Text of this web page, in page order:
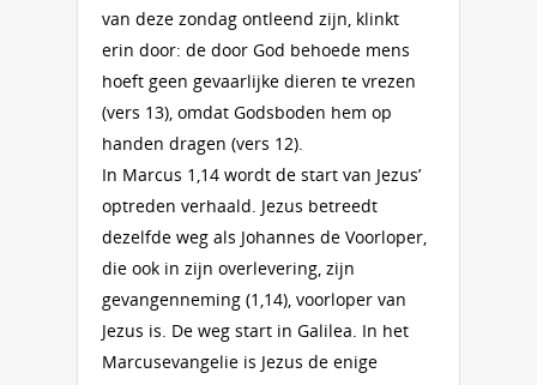
van deze zondag ontleend zijn, klinkt
erin door: de door God behoede mens
hoeft geen gevaarlijke dieren te vrezen
(vers 13), omdat Godsboden hem op
handen dragen (vers 12).
In Marcus 1,14 wordt de start van Jezus’
optreden verhaald. Jezus betreedt
dezelfde weg als Johannes de Voorloper,
die ook in zijn overlevering, zijn
gevangenneming (1,14), voorloper van
Jezus is. De weg start in Galilea. In het
Marcusevangelie is Jezus de enige